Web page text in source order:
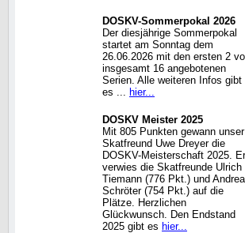
DOSKV-Sommerpokal 2026
Der diesjährige Sommerpokal
startet am Sonntag dem
26.06.2026 mit den ersten 2
insgesamt 16 angebotenen
Serien. Alle weiteren Infos gibt
es ... hier...
DOSKV Meister 2025
Mit 805 Punkten gewann unser
Skatfreund Uwe Dreyer die
DOSKV-Meisterschaft 2025. Er
verwies die Skatfreunde Ulrich
Tiemann (776 Pkt.) und
Schröter (754 Pkt.) auf die
Plätze. Herzlichen
Glückwunsch. Den Endstand
2025 gibt es hier...